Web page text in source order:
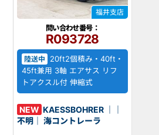
福井支店
問い合わせ番号：
R093728
陸送中
20ft2個積み・40ft・
45ft兼用 3軸 エアサス リフ
トアクスル付 伸縮式
NEW KAESSBOHRER ｜｜
不明｜ 海コントレーラ